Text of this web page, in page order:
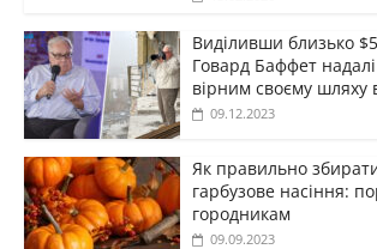
Виділивши близько
Говард Баффет
вірним своєму шляху
09.12.2023
Як правильно
гарбузове насіння:
городникам
09.09.2023